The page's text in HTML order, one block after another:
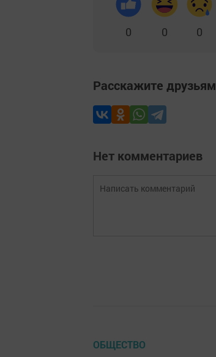
0 0 0
Расскажите друзьям
Нет комментариев
ОБЩЕСТВО